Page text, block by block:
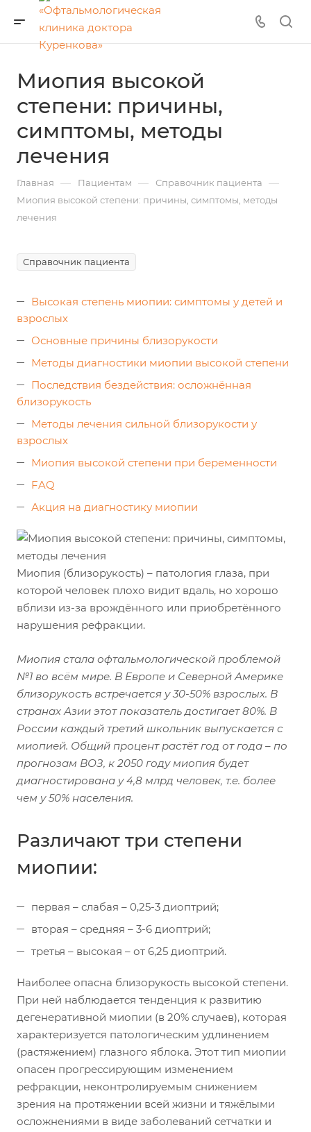
Миопия высокой
степени: причины,
симптомы, методы
лечения
Главная — Пациентам — Справочник пациента —
Миопия высокой степени: причины, симптомы, методы
лечения
Справочник пациента
Высокая степень миопии: симптомы у детей и
взрослых
Основные причины близорукости
Методы диагностики миопии высокой степени
Последствия бездействия: осложнённая
близорукость
Методы лечения сильной близорукости у
взрослых
Миопия высокой степени при беременности
FAQ
Акция на диагностику миопии
Миопия (близорукость) – патология глаза, при
которой человек плохо видит вдаль, но хорошо
вблизи из-за врождённого или приобретённого
нарушения рефракции.
Миопия стала офтальмологической проблемой
№1 во всём мире. В Европе и Северной Америке
близорукость встречается у 30-50% взрослых. В
странах Азии этот показатель достигает 80%. В
России каждый третий школьник выпускается с
миопией. Общий процент растёт год от года – по
прогнозам ВОЗ, к 2050 году миопия будет
диагностирована у 4,8 млрд человек, т.е. более
чем у 50% населения.
Различают три степени
миопии:
первая – слабая – 0,25-3 диоптрий;
вторая – средняя – 3-6 диоптрий;
третья – высокая – от 6,25 диоптрий.
Наиболее опасна близорукость высокой степени.
При ней наблюдается тенденция к развитию
дегенеративной миопии (в 20% случаев), которая
характеризуется патологическим удлинением
(растяжением) глазного яблока. Этот тип миопии
опасен прогрессирующим изменением
рефракции, неконтролируемым снижением
зрения на протяжении всей жизни и тяжёлыми
осложнениями в виде заболеваний сетчатки и